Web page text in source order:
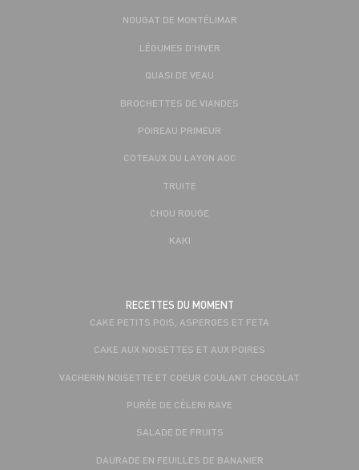
NOUGAT DE MONTÉLIMAR
LÉGUMES D'HIVER
QUASI DE VEAU
BROCHETTES DE VIANDES
POIREAU PRIMEUR
COTEAUX DU LAYON AOC
TRUITE
CHOU ROUGE
KAKI
RECETTES DU MOMENT
CAKE PETITS POIS, ASPERGES ET FETA
CAKE AUX NOISETTES ET AUX POIRES
VACHERIN NOISETTE ET COEUR COULANT CHOCOLAT
PURÉE DE CÉLERI RAVE
SALADE DE FRUITS
DAURADE EN FEUILLES DE BANANIER